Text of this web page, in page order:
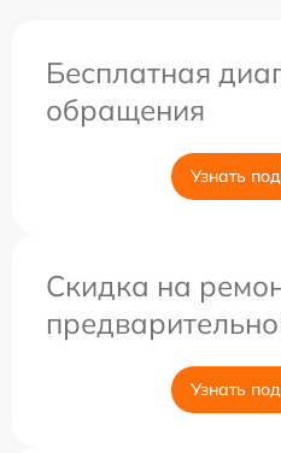
Бесплатная
обращения
Узнать
Скидка на
Узнать